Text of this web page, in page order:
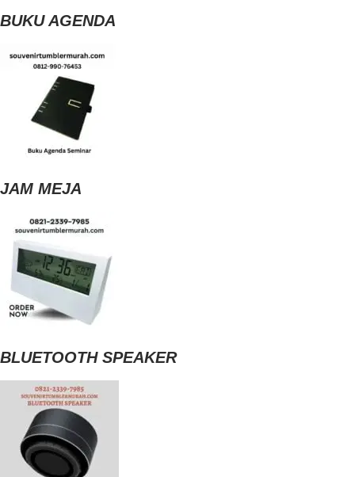
BUKU AGENDA
JAM MEJA
BLUETOOTH SPEAKER